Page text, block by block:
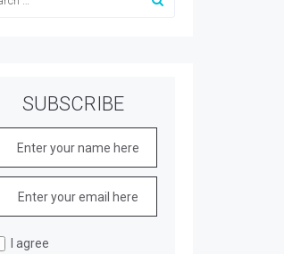
SUBSCRIBE
I agree